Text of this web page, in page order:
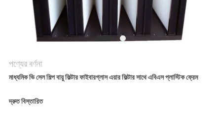
পণ্যের বর্ণনা
মাধ্যমিক ভি সেল শিল্প বায়ু ফিল্টার ফাইবারগ্লাস এয়ার ফিল্টার সাথে এবিএস প্লাস্টিক ফ্রেম
দ্রুত বিস্তারিত